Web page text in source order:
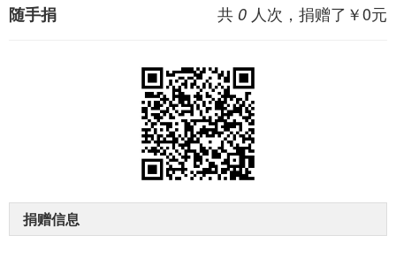
共 0 人次，捐赠了￥0元
随手捐
捐赠信息